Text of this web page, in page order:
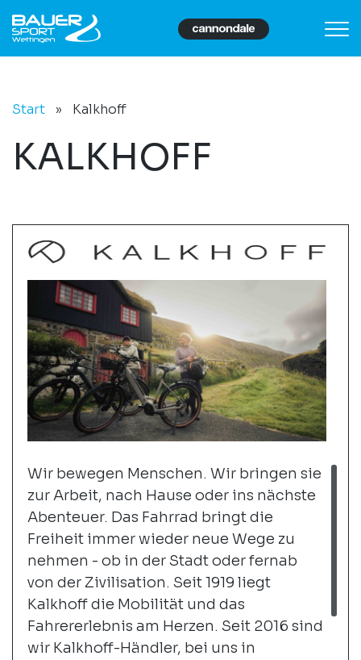
Start » Kalkhoff
KALKHOFF
Wir bewegen Menschen. Wir bringen sie
zur Arbeit, nach Hause oder ins nächste
Abenteuer. Das Fahrrad bringt die
Freiheit immer wieder neue Wege zu
nehmen - ob in der Stadt oder fernab
von der Zivilisation. Seit 1919 liegt
Kalkhoff die Mobilität und das
Fahrererlebnis am Herzen. Seit 2016 sind
wir Kalkhoff-Händler, bei uns in